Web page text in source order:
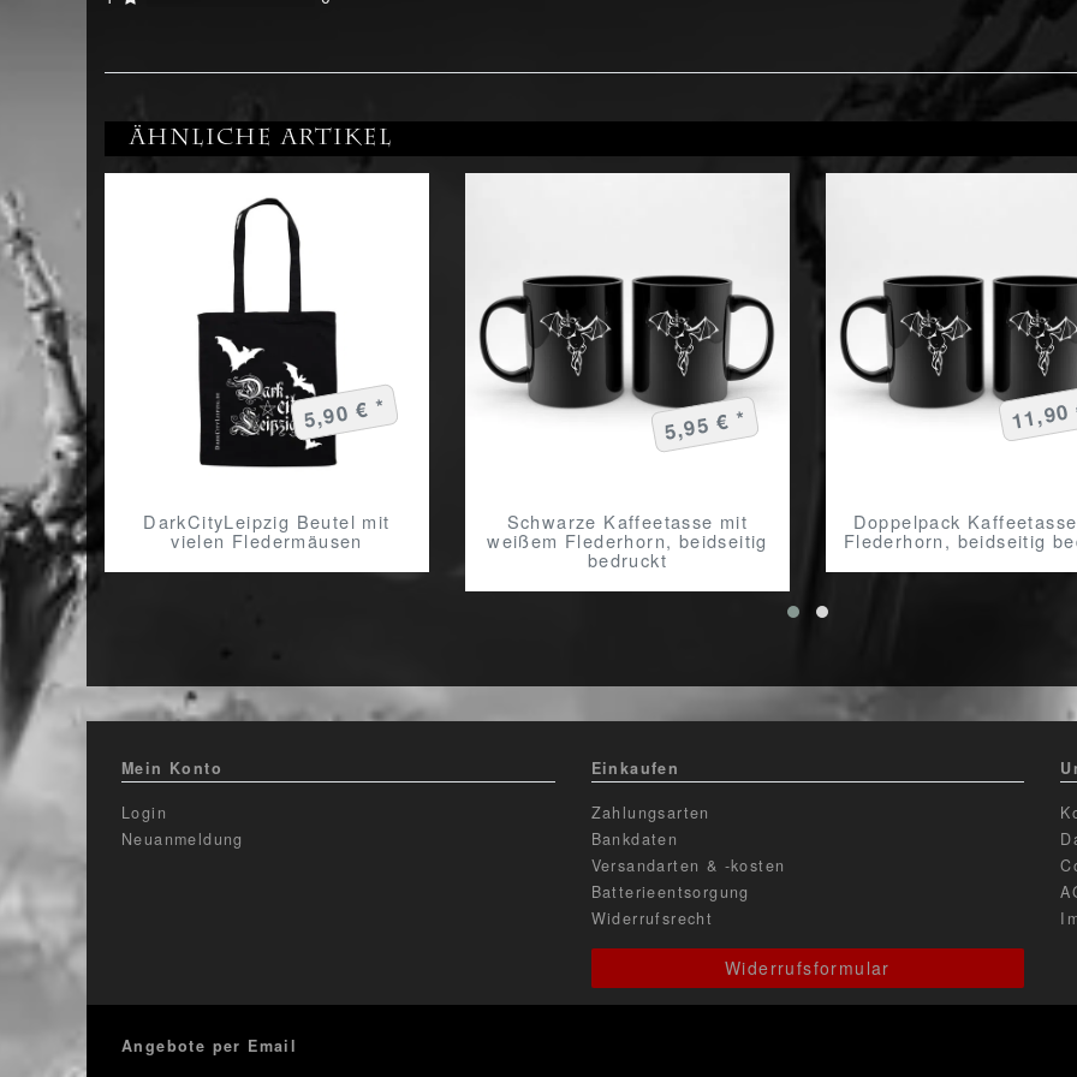
Ähnliche Artikel
DarkCityLeipzig Beutel mit
vielen Fledermäusen
5,90 € *
Schwarze Kaffeetasse mit
weißem Flederhorn, beidseitig
bedruckt
5,95 € *
Doppelpack
Flederhorn, beidseitig
Mein Konto
Login
Neuanmeldung
Einkaufen
Zahlungsarten
Bankdaten
Versandarten & -kosten
Batterieentsorgung
Widerrufsrecht
Widerrufsformular
Angebote per Email